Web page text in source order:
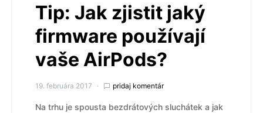
Tip: Jak zjistit jaký
firmware používají
vaše AirPods?
19. februára 2017 pridaj komentár
Na trhu je spousta bezdrátových sluchátek a jak